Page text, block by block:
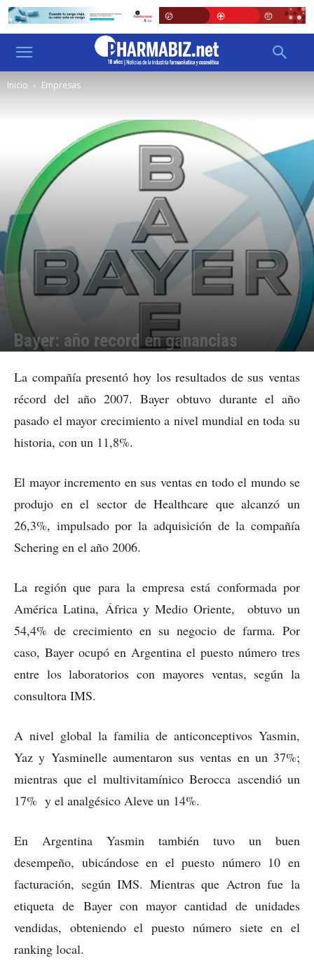
Inicio Empresas
Bayer: año record en ganancias
La compañía presentó hoy los resultados de sus ventas
récord del año 2007. Bayer obtuvo durante el año
pasado el mayor crecimiento a nivel mundial en toda su
historia, con un 11,8%.
El mayor incremento en sus ventas en todo el mundo se
produjo en el sector de Healthcare que alcanzó un
26,3%, impulsado por la adquisición de la compañía
Schering en el año 2006.
La región que para la empresa está conformada por
América Latina, África y Medio Oriente, obtuvo un
54,4% de crecimiento en su negocio de farma. Por
caso, Bayer ocupó en Argentina el puesto número tres
entre los laboratorios con mayores ventas, según la
consultora IMS.
A nivel global la familia de anticonceptivos Yasmin,
Yaz y Yasminelle aumentaron sus ventas en un 37%;
mientras que el multivitamínico Berocca ascendió un
17% y el analgésico Aleve un 14%.
En Argentina Yasmin también tuvo un buen
desempeño, ubicándose en el puesto número 10 en
facturación, según IMS. Mientras que Actron fue la
etiqueta de Bayer con mayor cantidad de unidades
vendidas, obteniendo el puesto número siete en el
ranking local.